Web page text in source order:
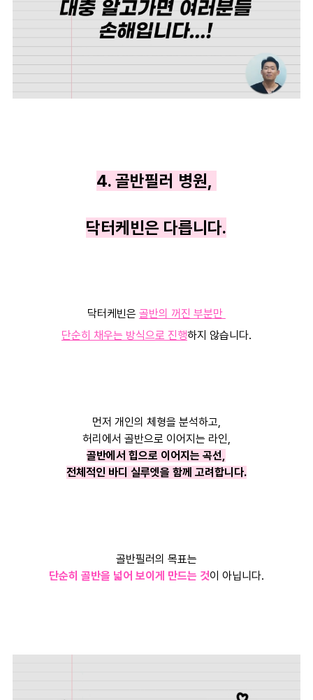
4. 골반필러 병원,
닥터케빈은 다릅니다.
닥터케빈은 골반의 꺼진 부분만
단순히 채우는 방식으로 진행하지 않습니다.
먼저 개인의 체형을 분석하고,
허리에서 골반으로 이어지는 라인,
골반에서 힙으로 이어지는 곡선,
전체적인 바디 실루엣을 함께 고려합니다.
골반필러의 목표는
단순히 골반을 넓어 보이게 만드는 것이 아닙니다.